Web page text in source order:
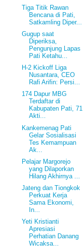
Tiga Titik Rawan
Bencana di Pati,
Satkamling Diper...
Gugup saat
Diperiksa,
Pengunjung Lapas
Pati Ketahu...
H-2 Kickoff Liga
Nusantara, CEO
Rafi Arifin: Persi...
174 Dapur MBG
Terdaftar di
Kabupaten Pati, 71
Akti...
Kankemenag Pati
Gelar Sosialisasi
Tes Kemampuan
Ak...
Pelajar Margorejo
yang Dilaporkan
Hilang Akhirnya ...
Jateng dan Tiongkok
Perkuat Kerja
Sama Ekonomi,
In...
Yeti Kristianti
Apresiasi
Perhatian Danang
Wicaksa...